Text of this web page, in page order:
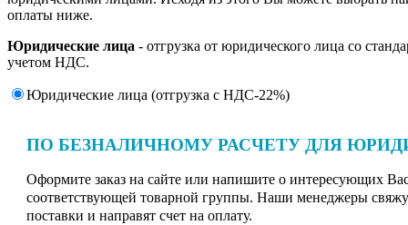
оплаты ниже.
Юридические лица - отгрузка от юридического лица со
учетом НДС.
Юридические лица (отгрузка c НДС-22%)
ПО БЕЗНАЛИЧНОМУ РАСЧЕТУ ДЛЯ
Оформите заказ на сайте или напишите о интересующих
соответствующей товарной группы. Наши менеджеры
поставки и направят счет на оплату.